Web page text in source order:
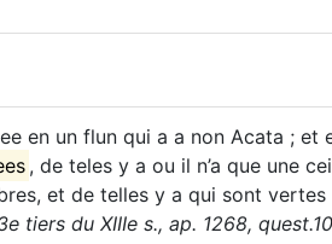
en un flun qui a a non Acata ; et
, de teles y a ou il n’a que une
et de telles y a qui sont
tiers du XIIIe s., ap. 1268,